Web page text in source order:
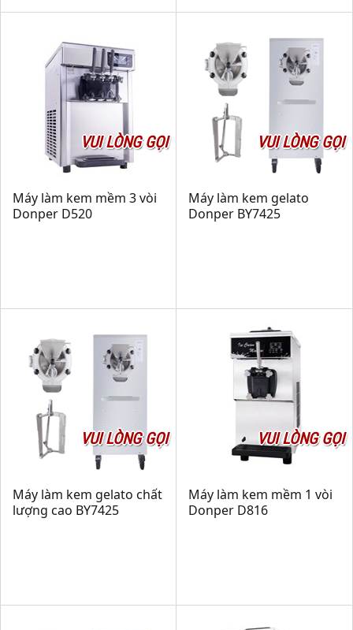
VUI LÒNG GỌI
Máy làm kem mềm 3 vòi
Donper D520
VUI LÒNG GỌI
Máy làm kem gelato
Donper BY7425
VUI LÒNG GỌI
Máy làm kem gelato chất
lượng cao BY7425
VUI LÒNG GỌI
Máy làm kem mềm 1 vòi
Donper D816